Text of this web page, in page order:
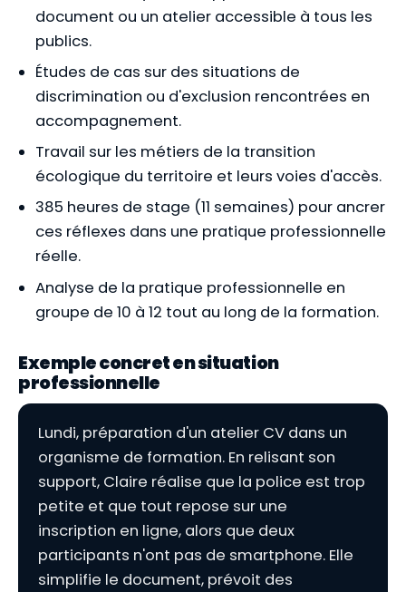
document ou un atelier accessible à tous les
publics.
Études de cas sur des situations de
discrimination ou d'exclusion rencontrées en
accompagnement.
Travail sur les métiers de la transition
écologique du territoire et leurs voies d'accès.
385 heures de stage (11 semaines) pour ancrer
ces réflexes dans une pratique professionnelle
réelle.
Analyse de la pratique professionnelle en
groupe de 10 à 12 tout au long de la formation.
Exemple concret en situation
professionnelle
Lundi, préparation d'un atelier CV dans un
organisme de formation. En relisant son
support, Claire réalise que la police est trop
petite et que tout repose sur une
inscription en ligne, alors que deux
participants n'ont pas de smartphone. Elle
simplifie le document, prévoit des